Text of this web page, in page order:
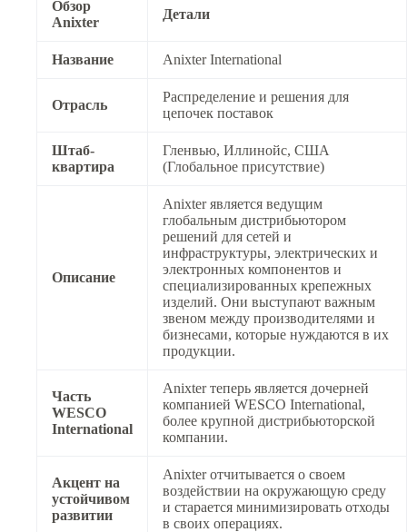
Обзор
Anixter
Детали
Название Anixter International
Отрасль
Распределение и решения для
цепочек поставок
Штаб-
квартира
Гленвью, Иллинойс, США
(Глобальное присутствие)
Описание
Anixter является ведущим
глобальным дистрибьютором
решений для сетей и
инфраструктуры, электрических и
электронных компонентов и
специализированных крепежных
изделий. Они выступают важным
звеном между производителями и
бизнесами, которые нуждаются в их
продукции.
Часть
WESCO
International
Anixter теперь является дочерней
компанией WESCO International,
более крупной дистрибьюторской
компании.
Акцент на
устойчивом
развитии
Anixter отчитывается о своем
воздействии на окружающую среду
и старается минимизировать отходы
в своих операциях.